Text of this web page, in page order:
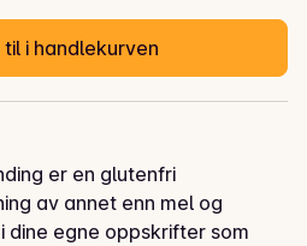
til i handlekurven
er en glutenfri
av annet enn mel og
dine egne oppskrifter som